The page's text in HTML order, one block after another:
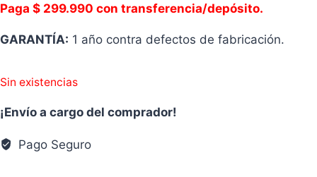
Paga $ 299.990 con transferencia/depósito.
GARANTÍA: 1 año contra defectos de fabricación.
Sin existencias
¡Envío a cargo del comprador!
Pago Seguro